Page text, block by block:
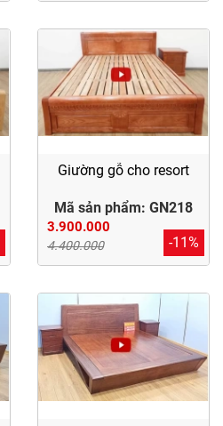
Giường gỗ cho resort
Mã sản phẩm: GN218
3.900.000
4.400.000 -11%